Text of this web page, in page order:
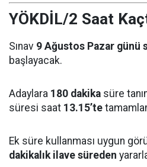
YÖKDİL/2 Saat
Sınav 9 Ağustos Pazar günü
başlayacak.
Adaylara 180 dakika süre
süresi saat 13.15’te
Ek süre kullanması uygun
dakikalık ilave süreden